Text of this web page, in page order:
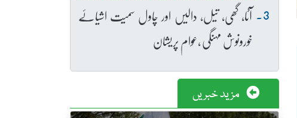
آٹا، گھی، تیل، دالیں اور چاول سمیت اشیائے
خورونوش مہنگی ،عوام پریشان
مزید خبریں